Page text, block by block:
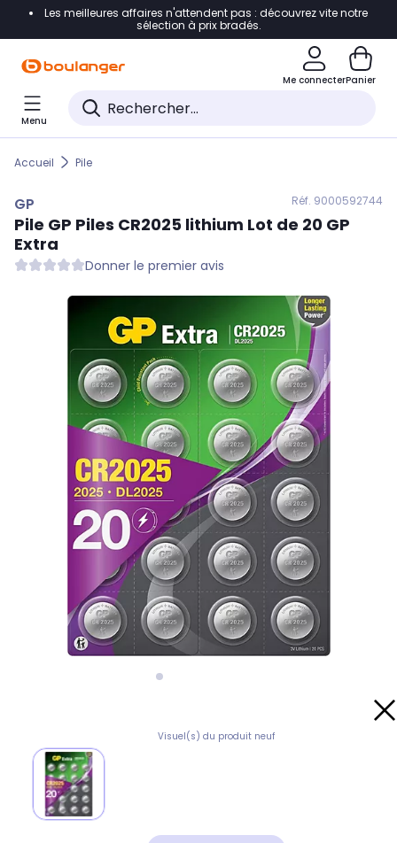
Accéder directement à la navigation
Accéder directement au pied de page
Accéder directement au chatbot
Les meilleures affaires n'attendent pas : découvrez vite notre
sélection à prix bradés.
Me connecterPanier
Menu
Accueil Pile
GP Réf. 9000592744
Pile GP Piles CR2025 lithium Lot de 20 GP
Extra
Donner le premier avis
Visuel(s) du produit neuf